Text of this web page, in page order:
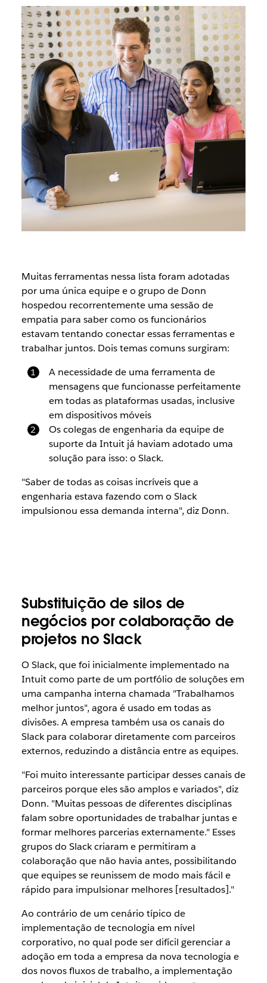
Muitas ferramentas nessa lista foram adotadas
por uma única equipe e o grupo de Donn
hospedou recorrentemente uma sessão de
empatia para saber como os funcionários
estavam tentando conectar essas ferramentas e
trabalhar juntos. Dois temas comuns surgiram:
A necessidade de uma ferramenta de
mensagens que funcionasse perfeitamente
em todas as plataformas usadas, inclusive
em dispositivos móveis
Os colegas de engenharia da equipe de
suporte da Intuit já haviam adotado uma
solução para isso: o Slack.
"Saber de todas as coisas incríveis que a
engenharia estava fazendo com o Slack
impulsionou essa demanda interna", diz Donn.
Substituição de silos de
negócios por colaboração de
projetos no Slack
O Slack, que foi inicialmente implementado na
Intuit como parte de um portfólio de soluções em
uma campanha interna chamada "Trabalhamos
melhor juntos", agora é usado em todas as
divisões. A empresa também usa os canais do
Slack para colaborar diretamente com parceiros
externos, reduzindo a distância entre as equipes.
"Foi muito interessante participar desses canais de
parceiros porque eles são amplos e variados", diz
Donn. "Muitas pessoas de diferentes disciplinas
falam sobre oportunidades de trabalhar juntas e
formar melhores parcerias externamente." Esses
grupos do Slack criaram e permitiram a
colaboração que não havia antes, possibilitando
que equipes se reunissem de modo mais fácil e
rápido para impulsionar melhores [resultados]."
Ao contrário de um cenário típico de
implementação de tecnologia em nível
corporativo, no qual pode ser difícil gerenciar a
adoção em toda a empresa da nova tecnologia e
dos novos fluxos de trabalho, a implementação